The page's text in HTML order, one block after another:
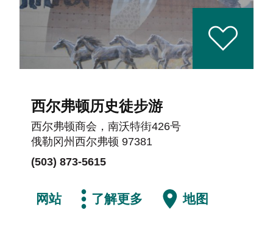
西尔弗顿历史徒步游
西尔弗顿商会，南沃特街426号
俄勒冈州西尔弗顿 97381
(503) 873-5615
网站 了解更多 地图